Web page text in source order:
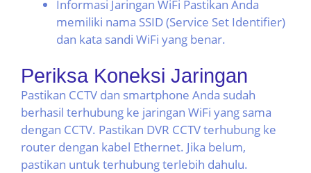
Informasi Jaringan WiFi Pastikan Anda
memiliki nama SSID (Service Set Identifier) ​​
dan kata sandi WiFi yang benar.
Periksa Koneksi Jaringan
Pastikan CCTV dan smartphone Anda sudah
berhasil terhubung ke jaringan WiFi yang sama
dengan CCTV. Pastikan DVR CCTV terhubung ke
router dengan kabel Ethernet. Jika belum,
pastikan untuk terhubung terlebih dahulu.